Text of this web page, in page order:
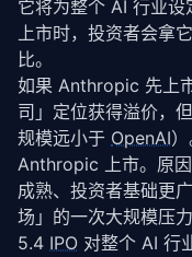
它将为整个 AI 行业
上市时，投资者会拿
比。
如果 Anthropic 先上
司」定位获得溢价，
规模远小于 OpenAI）
Anthropic 上市。原因
成熟、投资者基础更广
场」的一次大规模压力
5.4 IPO 对整个 AI 行